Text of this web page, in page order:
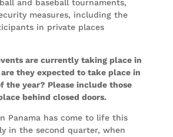
and baseball tournaments,
measures, including the
in private places
are currently taking place in
they expected to take place in
the year? Please include those
behind closed doors.
Panama has come to life this
in the second quarter, when